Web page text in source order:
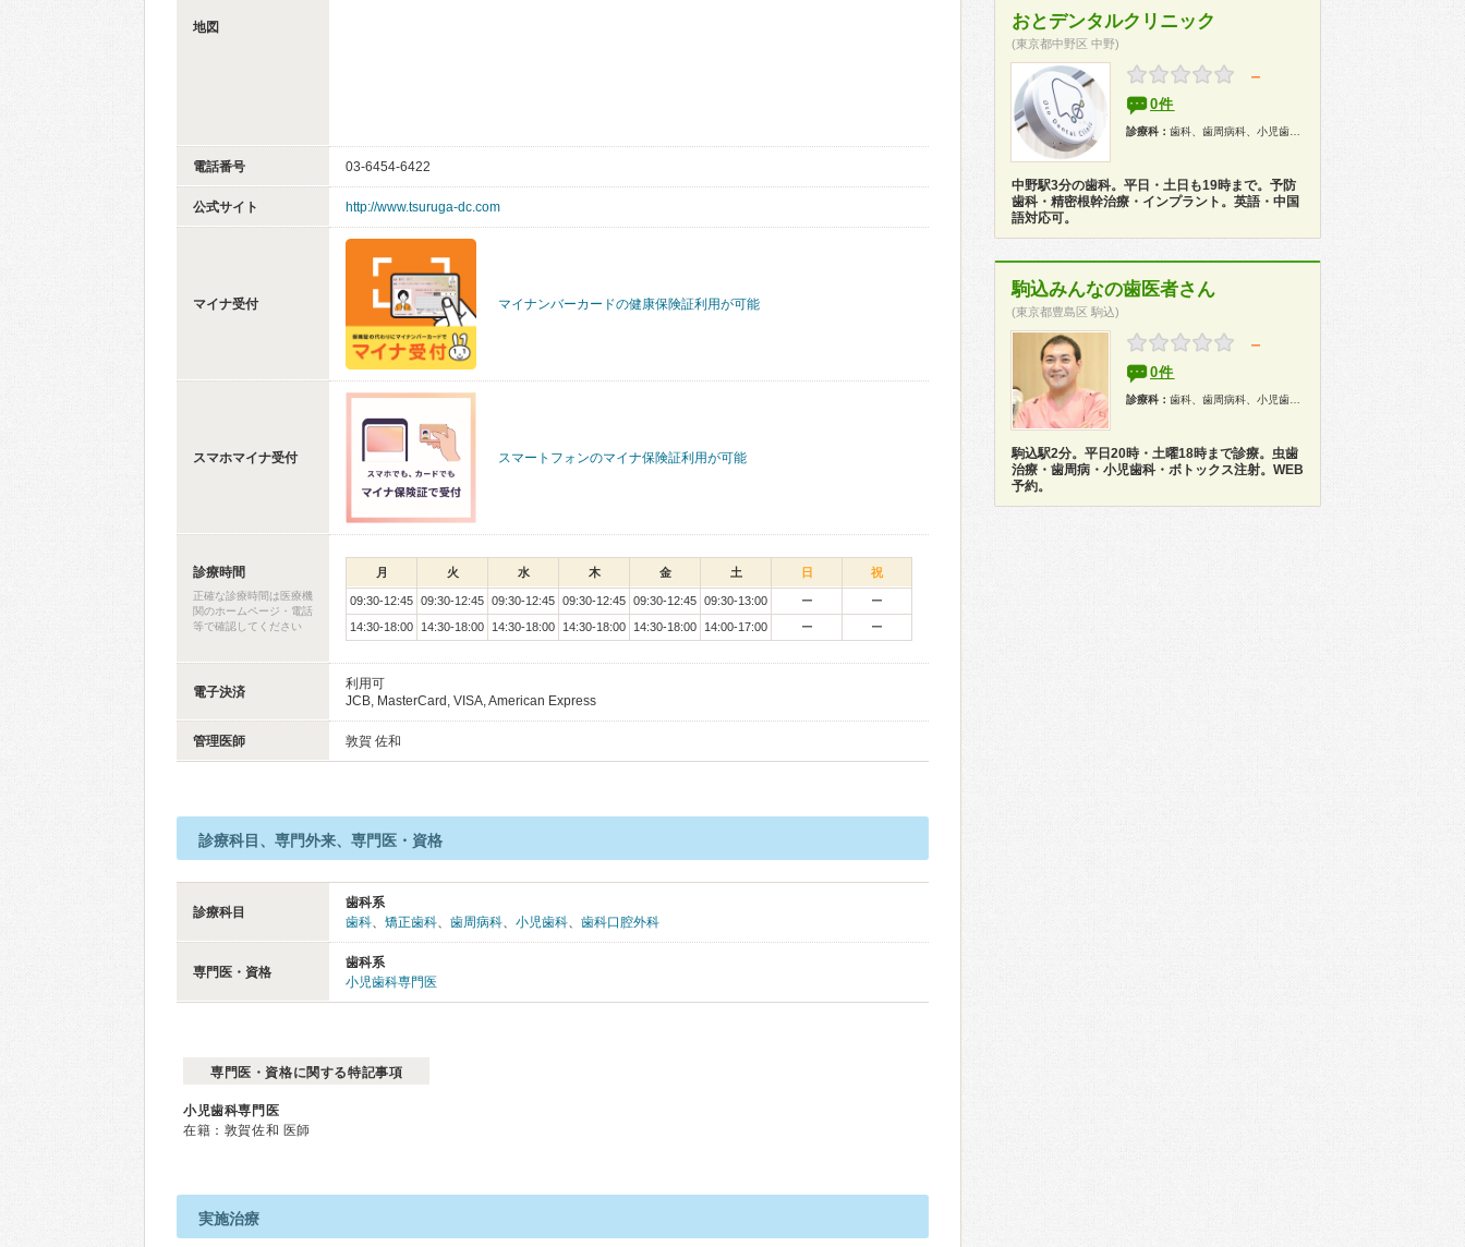
地図
電話番号 03-6454-6422
公式サイト http://www.tsuruga-dc.com
マイナ受付 マイナンバーカードの健康保険証利用が可能
スマホマイナ受付 スマートフォンのマイナ保険証利用が可能
診療時間
正確な診療時間は医療機
関のホームページ・電話
等で確認してください
月 火 水 木 金 土 日 祝
09:30-12:45 09:30-12:45 09:30-12:45 09:30-12:45 09:30-12:45 09:30-13:00 ー
ー
14:30-18:00
14:30-18:00 14:30-18:00 14:30-18:00 14:30-18:00 14:00-17:00 ー ー
電子決済
利用可
JCB, MasterCard, VISA, American Express
管理医師 敦賀 佐和
診療科目、専門外来、専門医・資格
診療科目
歯科系
歯科、 矯正歯科、 歯周病科、 小児歯科、 歯科口腔外科
専門医・資格
歯科系
小児歯科専門医
専門医・資格に関する特記事項
小児歯科専門医
在籍：敦賀佐和 医師
実施治療
おとデンタルクリニック
(東京都中野区 中野)
－
0件
診療科： 歯科、歯周病科、小児歯科、歯科口腔外科、インプラント、ホワイトニング
中野駅3分の歯科。平日・土日も19時まで。予防
歯科・精密根幹治療・インプラント。英語・中国
語対応可。
駒込みんなの歯医者さん
(東京都豊島区 駒込)
－
0件
診療科： 歯科、歯周病科、小児歯科、インプラント、ホワイトニング
駒込駅2分。平日20時・土曜18時まで診療。虫歯
治療・歯周病・小児歯科・ボトックス注射。WEB
予約。